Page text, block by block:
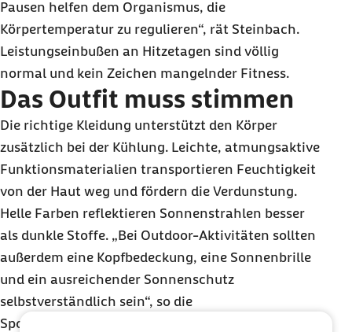
Pausen helfen dem Organismus, die
Körpertemperatur zu regulieren“, rät Steinbach.
Leistungseinbußen an Hitzetagen sind völlig
normal und kein Zeichen mangelnder Fitness.
Das Outfit muss stimmen
Die richtige Kleidung unterstützt den Körper
zusätzlich bei der Kühlung. Leichte, atmungsaktive
Funktionsmaterialien transportieren Feuchtigkeit
von der Haut weg und fördern die Verdunstung.
Helle Farben reflektieren Sonnenstrahlen besser
als dunkle Stoffe. „Bei Outdoor-Aktivitäten sollten
außerdem eine Kopfbedeckung, eine Sonnenbrille
und ein ausreichender Sonnenschutz
selbstverständlich sein“, so die
Sportwissenschaftlerin. Denn intensive UV-